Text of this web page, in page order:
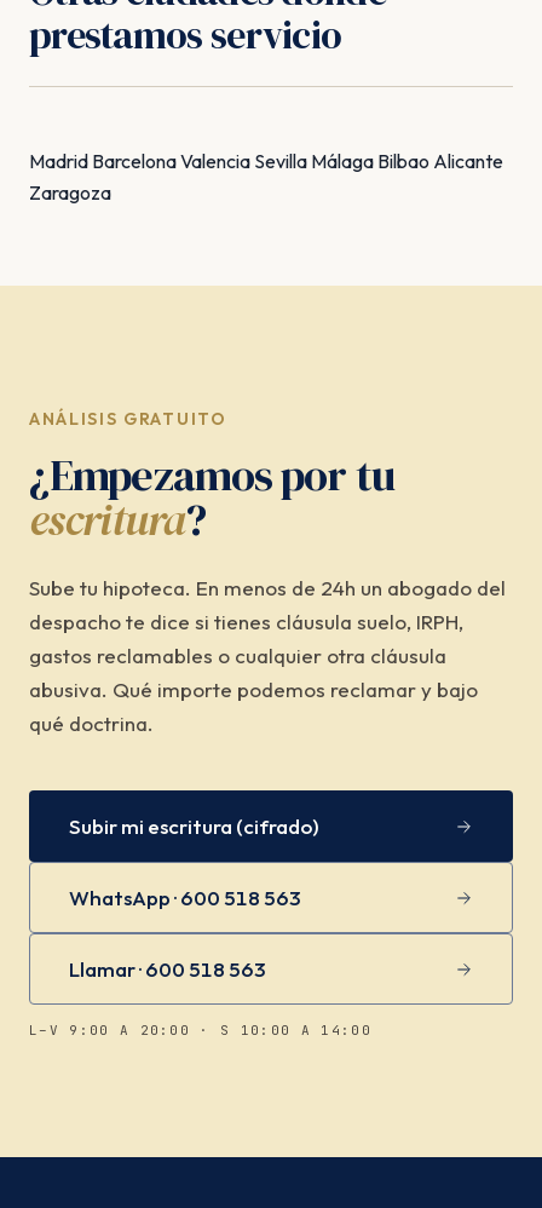
prestamos servicio
Madrid BarcelonaValencia Sevilla Málaga Bilbao Alicante
Zaragoza
ANÁLISIS GRATUITO
¿Empezamos por tu
escritura?
Sube tu hipoteca. En menos de 24h un abogado del
despacho te dice si tienes cláusula suelo, IRPH,
gastos reclamables o cualquier otra cláusula
abusiva. Qué importe podemos reclamar y bajo
qué doctrina.
Subir mi escritura (cifrado)
WhatsApp · 600 518 563
Llamar · 600 518 563
L–V 9:00 A 20:00 · S 10:00 A 14:00